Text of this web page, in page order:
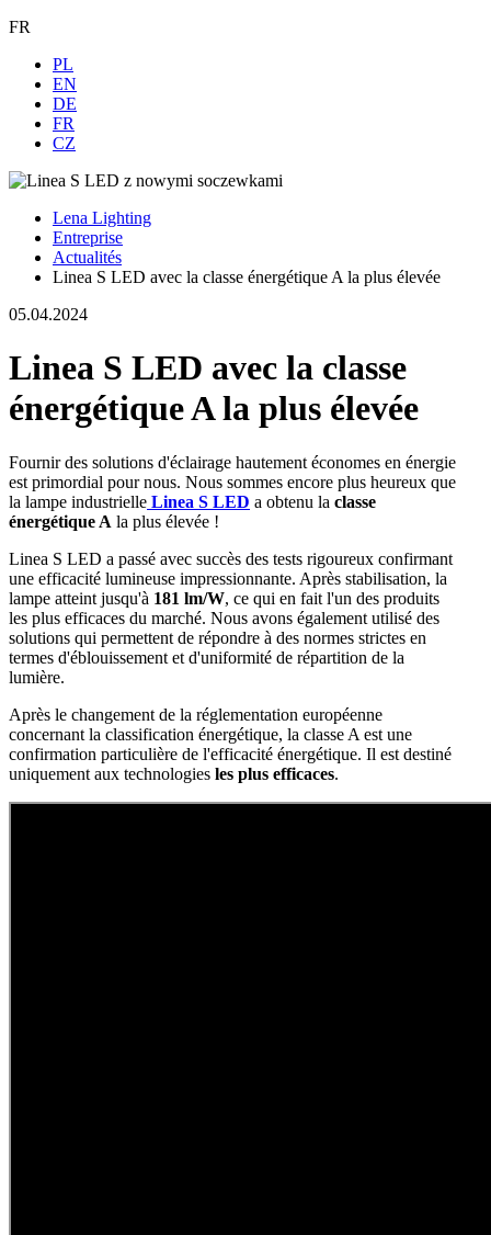
FR
PL
EN
DE
FR
CZ
Lena Lighting
Entreprise
Actualités
Linea S LED avec la classe énergétique A la plus élevée
05.04.2024
Linea S LED avec la classe
énergétique A la plus élevée
Fournir des solutions d'éclairage hautement économes en énergie
est primordial pour nous. Nous sommes encore plus heureux que
la lampe industrielle Linea S LED a obtenu la classe
énergétique A la plus élevée !
Linea S LED a passé avec succès des tests rigoureux confirmant
une efficacité lumineuse impressionnante. Après stabilisation, la
lampe atteint jusqu'à 181 lm/W, ce qui en fait l'un des produits
les plus efficaces du marché. Nous avons également utilisé des
solutions qui permettent de répondre à des normes strictes en
termes d'éblouissement et d'uniformité de répartition de la
lumière.
Après le changement de la réglementation européenne
concernant la classification énergétique, la classe A est une
confirmation particulière de l'efficacité énergétique. Il est destiné
uniquement aux technologies les plus efficaces.